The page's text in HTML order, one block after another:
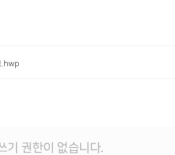
.hwp
기 권한이 없습니다.